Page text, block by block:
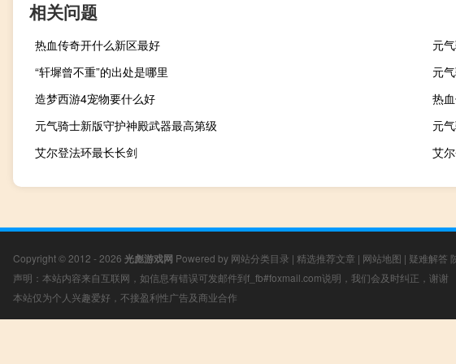
相关问题
热血传奇开什么新区最好
元
“轩墀曾不重”的出处是哪里
元
造梦西游4宠物要什么好
热
元气骑士新版守护神殿武器最高第级
元
艾尔登法环最长长剑
艾
Copyright © 2012 - 2026 光彪游戏网 Powered by 网站分类目录 | 精选推荐文章 | 网站地图 | 疑难解答
声明：本站内容来自互联网，如信息有错误可发邮件到f_fb#foxmail.com说明，我们会及时纠正，谢谢
本站仅为个人兴趣爱好，不接盈利性广告及商业合作